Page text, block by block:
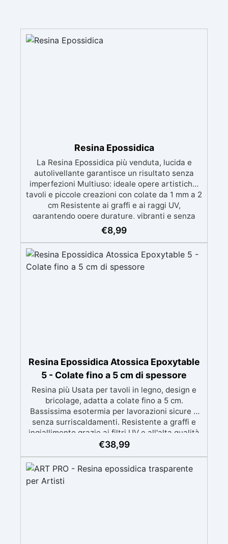
Resina Epossidica
La Resina Epossidica più venduta, lucida e
autolivellante garantisce un risultato senza
imperfezioni Multiuso: ideale opere artistiche,
tavoli e piccole creazioni con colate da 1 mm a 2
cm Resistente ai graffi e ai raggi UV,
garantendo opere durature, vibranti e senza
ingiallimenti nel tempo Bassa viscosità e
formula anti-bolle per risultati impeccabili,
Certificata Atossica post catalisi per contatto
con la pelle, BPA free e VoC Free
€8,99
Resina Epossidica Atossica Epoxytable
5 - Colate fino a 5 cm di spessore
Resina più Usata per tavoli in legno, design e
bricolage, adatta a colate fino a 5 cm.
Bassissima esotermia per lavorazioni sicure e
senza surriscaldamenti. Resistente a graffi e
ingiallimento grazie ai filtri UV e all'alta qualità
meccanica. Bassa viscosità per eliminare bolle
BPA/VOC free e certificata per il contatto
prolungato con la pelle.
€38,99